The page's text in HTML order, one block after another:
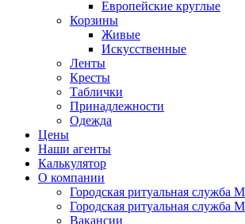
Европейские круглые
Корзины
Живые
Искусственные
Ленты
Кресты
Таблички
Принадлежности
Одежда
Цены
Наши агенты
Калькулятор
О компании
Городская ритуальная служба
Городская ритуальная служба
Вакансии